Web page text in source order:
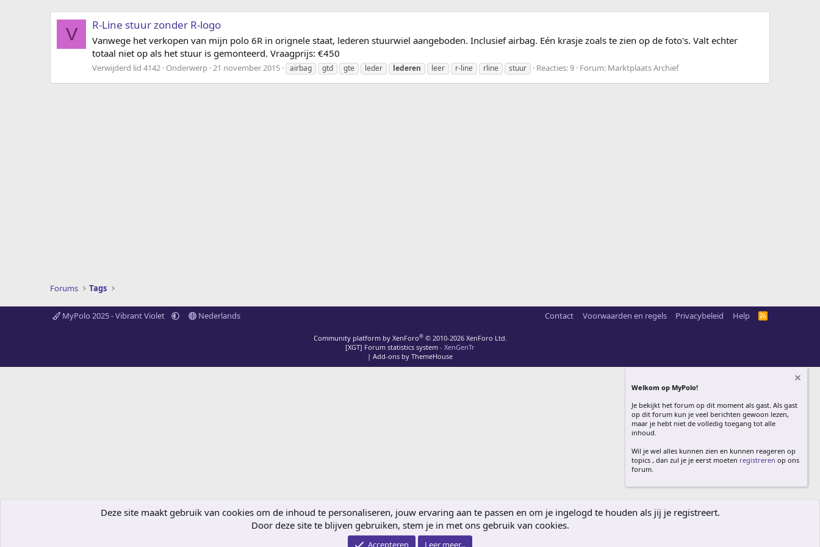
V R-Line stuur zonder R-logo
Vanwege het verkopen van mijn polo 6R in orignele staat, lederen stuurwiel aangeboden. Inclusief airbag. Eén krasje zoals te zien op de foto's. Valt echter
totaal niet op als het stuur is gemonteerd. Vraagprijs: €450
Verwijderd lid 4142 Onderwerp 21 november 2015 airbag gtd gte leder lederen leer r-line rline stuur Reacties: 9 Forum: Marktplaats Archief
Forums Tags
MyPolo 2025 - Vibrant Violet Nederlands Contact Voorwaarden en regels Privacybeleid Help
R
Community platform by XenForo® © 2010-2026 XenForo Ltd.
[XGT] Forum statistics system - XenGenTr
| Add-ons by ThemeHouse
Welkom op MyPolo!
Je bekijkt het forum op dit moment als gast. Als gast
op dit forum kun je veel berichten gewoon lezen,
maar je hebt niet de volledig toegang tot alle
inhoud.
Wil je wel alles kunnen zien en kunnen reageren op
topics , dan zul je je eerst moeten registreren op ons
forum.
Deze site maakt gebruik van cookies om de inhoud te personaliseren, jouw ervaring aan te passen en om je ingelogd te houden als jij je registreert.
Door deze site te blijven gebruiken, stem je in met ons gebruik van cookies.
Accepteren Leer meer...